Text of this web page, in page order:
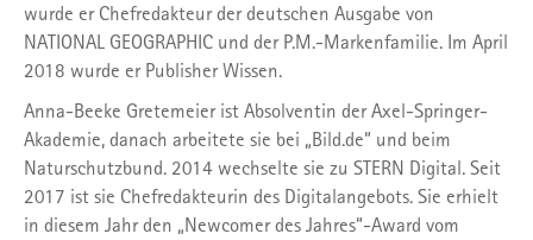
wurde er Chefredakteur der deutschen Ausgabe von
NATIONAL GEOGRAPHIC und der P.M.-Markenfamilie. Im April
2018 wurde er Publisher Wissen.
Anna-Beeke Gretemeier ist Absolventin der Axel-Springer-
Akademie, danach arbeitete sie bei „Bild.de“ und beim
Naturschutzbund. 2014 wechselte sie zu STERN Digital. Seit
2017 ist sie Chefredakteurin des Digitalangebots. Sie erhielt
in diesem Jahr den „Newcomer des Jahres“-Award vom